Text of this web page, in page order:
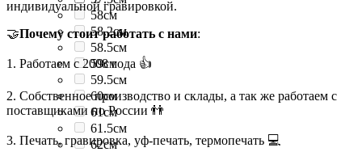
58см
58.2см
58.5см
59см
59.5см
60см
61см
61.5см
62см
индивидуальной гравировкой.
🤝Почему стоит работать с нами:
1. Работаем с 2008 года 👍
2. Собственное производство и склады, а так же работаем с
поставщиками по России 👬
3. Печать, гравировка, уф-печать, термопечать 💻